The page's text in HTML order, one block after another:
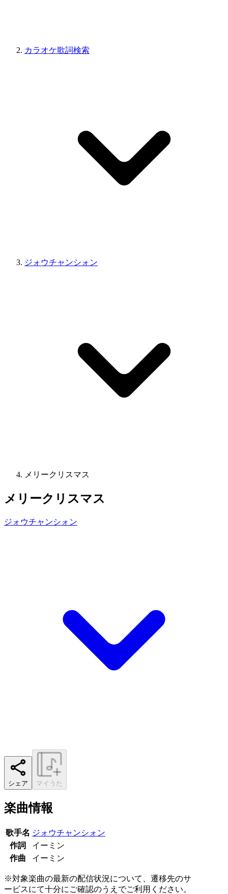
カラオケ歌詞検索
ジォウチャンシォン
メリークリスマス
メリークリスマス
ジォウチャンシォン
シェア マイうた
楽曲情報
歌手名 ジォウチャンシォン
作詞
イーミン
作曲
イーミン
※対象楽曲の最新の配信状況について、遷移先のサ
ービスにて十分にご確認のうえでご利用ください。